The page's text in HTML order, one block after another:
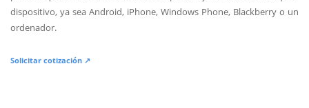
dispositivo, ya sea Android, iPhone, Windows Phone, Blackberry o un
ordenador.
Solicitar cotización ↗